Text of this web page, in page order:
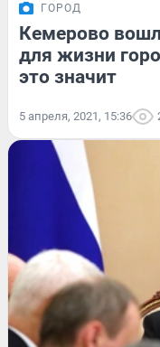
ГОРОД
Кемерово
для жизни
это значит
5 апреля, 2021, 15:36